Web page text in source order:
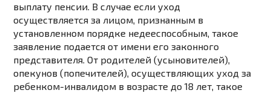
выплату пенсии. В случае если уход
осуществляется за лицом, признанным в
установленном порядке недееспособным, такое
заявление подается от имени его законного
представителя. От родителей (усыновителей),
опекунов (попечителей), осуществляющих уход за
ребенком-инвалидом в возрасте до 18 лет, такое